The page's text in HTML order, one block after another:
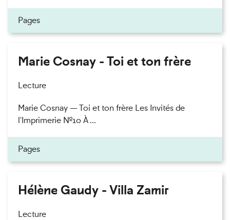
Pages
Marie Cosnay - Toi et ton frère
Lecture
Marie Cosnay — Toi et ton frère Les Invités de
l'Imprimerie n°10 À ...
Pages
Hélène Gaudy - Villa Zamir
Lecture